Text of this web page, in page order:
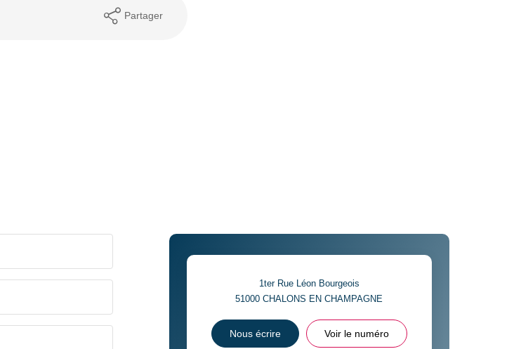
Partager
1ter Rue Léon Bourgeois
51000CHALONS EN CHAMPAGNE
Nous écrire Voir le numéro